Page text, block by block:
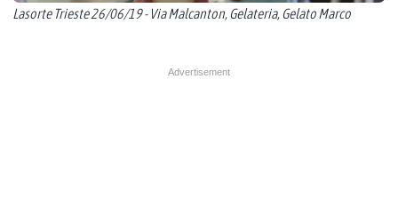
Lasorte Trieste 26/06/19 - Via Malcanton, Gelateria, Gelato Marco